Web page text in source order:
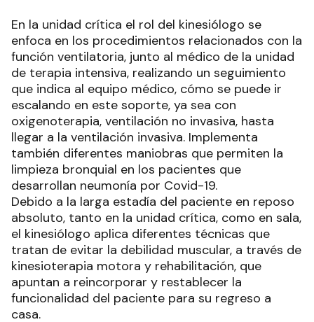
En la unidad crítica el rol del kinesiólogo se
enfoca en los procedimientos relacionados con la
función ventilatoria, junto al médico de la unidad
de terapia intensiva, realizando un seguimiento
que indica al equipo médico, cómo se puede ir
escalando en este soporte, ya sea con
oxigenoterapia, ventilación no invasiva, hasta
llegar a la ventilación invasiva. Implementa
también diferentes maniobras que permiten la
limpieza bronquial en los pacientes que
desarrollan neumonía por Covid-19.
Debido a la larga estadía del paciente en reposo
absoluto, tanto en la unidad crítica, como en sala,
el kinesiólogo aplica diferentes técnicas que
tratan de evitar la debilidad muscular, a través de
kinesioterapia motora y rehabilitación, que
apuntan a reincorporar y restablecer la
funcionalidad del paciente para su regreso a
casa.